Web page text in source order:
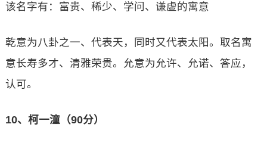
该名字有：富贵、稀少、学问、谦虚的寓意
乾意为八卦之一、代表天，同时又代表太阳。取名寓
意长寿多才、清雅荣贵。允意为允许、允诺、答应，
认可。
10、柯一潼（90分）